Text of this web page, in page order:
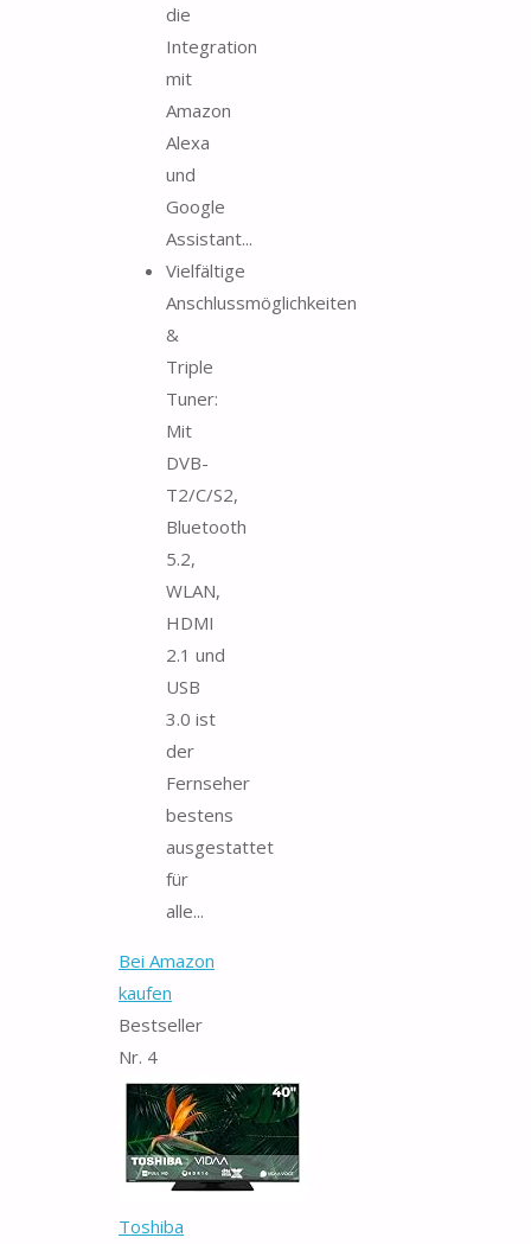
die
Integration
mit
Amazon
Alexa
und
Google
Assistant...
Vielfältige
Anschlussmöglichkeiten
&
Triple
Tuner:
Mit
DVB-
T2/C/S2,
Bluetooth
5.2,
WLAN,
HDMI
2.1 und
USB
3.0 ist
der
Fernseher
bestens
ausgestattet
für
alle...
Bei Amazon
kaufen
Bestseller
Nr. 4
Toshiba